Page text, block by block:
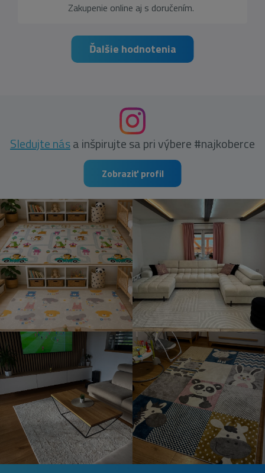
Zakupenie online aj s doručením.
Ďalšie hodnotenia
Sledujte nása inšpirujte sa pri výbere #najkoberce
Zobraziť profil